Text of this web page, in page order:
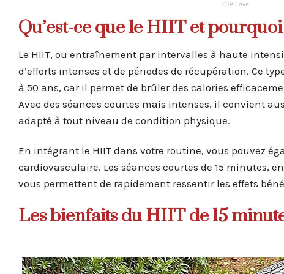
Qu’est-ce que le HIIT et
Le HIIT, ou entraînement par intervalles à haute
d’efforts intenses et de périodes de récupération. Ce
à 50 ans, car il permet de brûler des calories
Avec des séances courtes mais intenses, il convient
adapté à tout niveau de condition physique.
En intégrant le HIIT dans votre routine, vous pouvez
cardiovasculaire. Les séances courtes de 15 minutes,
vous permettent de rapidement ressentir les effets
Les bienfaits du HIIT de 15